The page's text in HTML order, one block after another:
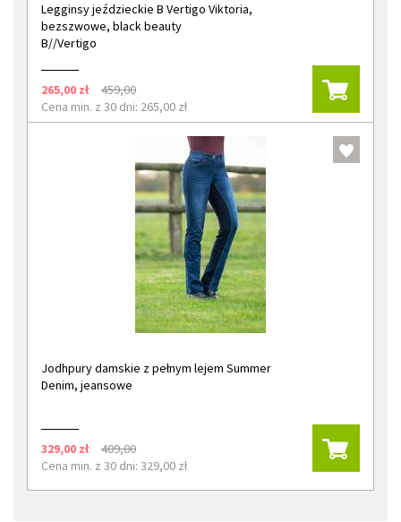
Legginsy jeździeckie B Vertigo Viktoria,
bezszwowe, black beauty
B//Vertigo
265,00 zł
459,00
Cena min. z 30 dni: 265,00 zł
Jodhpury damskie z pełnym lejem Summer
Denim, jeansowe
329,00 zł
409,00
Cena min. z 30 dni: 329,00 zł